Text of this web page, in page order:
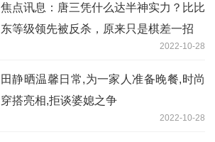
焦点讯息：唐三凭什么达半神实力？比比
东等级领先被反杀，原来只是棋差一招
2022-10-28
田静晒温馨日常,为一家人准备晚餐,时尚
穿搭亮相,拒谈婆媳之争
2022-10-28